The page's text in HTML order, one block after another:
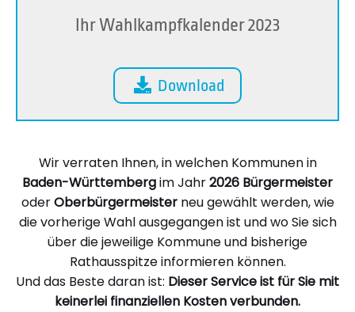
Ihr Wahlkampfkalender 2023
Download
Wir verraten Ihnen, in welchen Kommunen in
Baden-Württembergim Jahr2026 Bürgermeister
oderOberbürgermeisterneu gewählt werden, wie
die vorherige Wahl ausgegangen ist und wo Sie sich
über die jeweilige Kommune und bisherige
Rathausspitze informieren können.
Und das Beste daran ist: Dieser Service ist für Sie mit
keinerlei finanziellen Kosten verbunden.